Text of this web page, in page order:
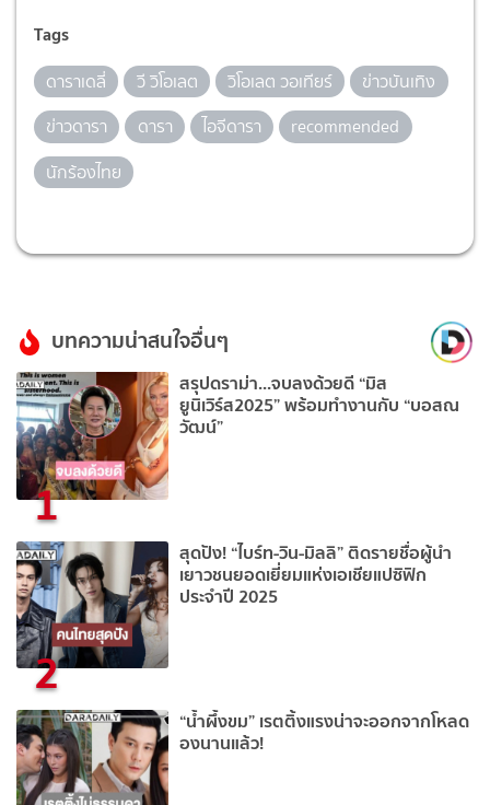
Tags
ดาราเดลี่ วี วิโอเลต วิโอเลต วอเทียร์
ข่าวบันเทิง
ข่าวดารา
ดารา ไอจีดารา
recommended
นักร้องไทย
บทความน่าสนใจอื่นๆ
1
สรุปดราม่า...จบลงด้วยดี “มิส
ยูนิเวิร์ส2025” พร้อมทำงานกับ “บอสณ
วัฒน์”
2
สุดปัง! “ไบร์ท-วิน-มิลลิ” ติดรายชื่อผู้นำ
เยาวชนยอดเยี่ยมแห่งเอเชียแปซิฟิก
ประจำปี 2025
“น้ำผึ้งขม” เรตติ้งแรงน่าจะออกจากโหลด
องนานแล้ว!